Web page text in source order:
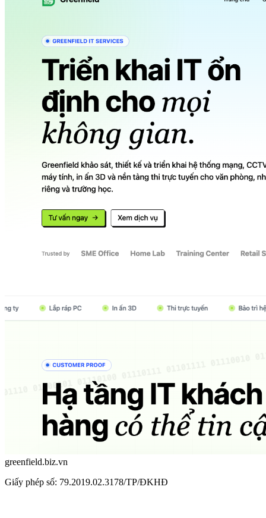
greenfield.biz.vn
Giấy phép số: 79.2019.02.3178/TP/ĐKHĐ